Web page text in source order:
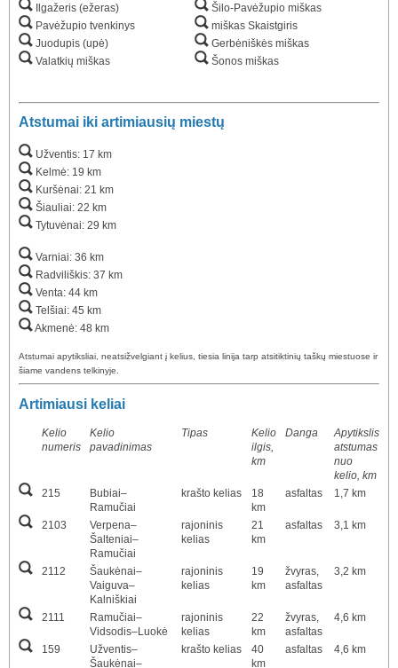
Ilgažeris (ežeras)
Pavėžupio tvenkinys
Juodupis (upė)
Valatkių miškas
Šilo-Pavėžupio miškas
miškas Skaistgiris
Gerbėniškės miškas
Šonos miškas
Atstumai iki artimiausių miestų
Užventis: 17 km
Kelmė: 19 km
Kuršėnai: 21 km
Šiauliai: 22 km
Tytuvėnai: 29 km
Varniai: 36 km
Radviliškis: 37 km
Venta: 44 km
Telšiai: 45 km
Akmenė: 48 km
Atstumai apytiksliai, neatsižvelgiant į kelius, tiesia linija tarp atsitiktinių taškų miestuose ir
šiame vandens telkinyje.
Artimiausi keliai
Kelio
numeris
Kelio
pavadinimas
Tipas
Kelio
ilgis,
km
Danga
Apytikslis
atstumas
nuo
kelio, km
215
Bubiai–
Ramučiai
krašto kelias
18
km
asfaltas 1,7 km
2103
Verpena–
Šalteniai–
Ramučiai
rajoninis
kelias
21
km
asfaltas 3,1 km
2112
Šaukėnai–
Vaiguva–
Kalniškiai
rajoninis
kelias
19
km
žvyras,
asfaltas
3,2 km
2111
Ramučiai–
Vidsodis–Luokė
rajoninis
kelias
22
km
žvyras,
asfaltas
4,6 km
159
Užventis–
Šaukėnai–
krašto kelias
40
km
asfaltas 4,6 km